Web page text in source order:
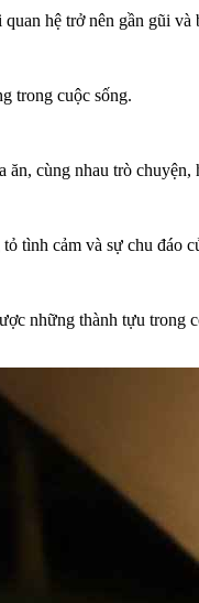
hệ trở nên gần gũi và
trong cuộc sống.
cùng nhau trò
tình cảm và sự chu đáo
những thành tựu trong